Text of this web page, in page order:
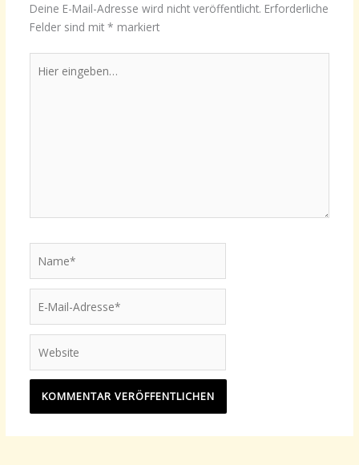
Deine E-Mail-Adresse wird nicht veröffentlicht. Erforderliche
Felder sind mit * markiert
eingeben…
Mail-
Adresse*